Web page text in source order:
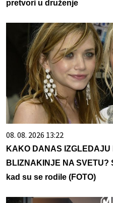
pretvori u druženje
08. 08. 2026 13:22
KAKO DANAS
BLIZNAKINJE NA
kad su se rodile (FOTO)